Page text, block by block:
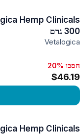
300 גרם
Vetalogica
חסכו 20%
$46.19